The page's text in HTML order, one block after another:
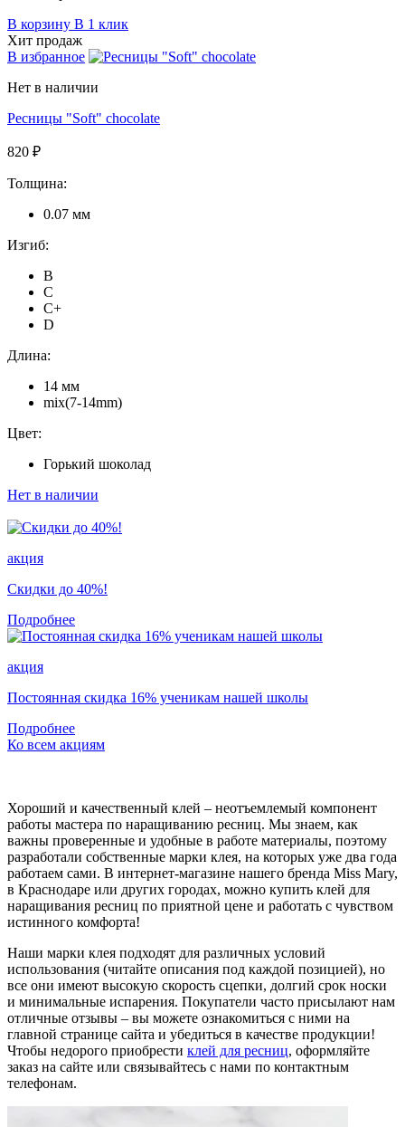
В корзину В 1 клик
Хит продаж
В избранное
Нет в наличии
Ресницы "Soft" chocolate
820 ₽
Толщина:
0.07 мм
Изгиб:
B
C
C+
D
Длина:
14 мм
mix(7-14mm)
Цвет:
Горький шоколад
Нет в наличии
акция
Скидки до 40%!
Подробнее
акция
Постоянная скидка 16% ученикам нашей школы
Подробнее
Ко всем акциям
Хороший и качественный клей – неотъемлемый компонент
работы мастера по наращиванию ресниц. Мы знаем, как
важны проверенные и удобные в работе материалы, поэтому
разработали собственные марки клея, на которых уже два года
работаем сами. В интернет-магазине нашего бренда Miss Mary,
в Краснодаре или других городах, можно купить клей для
наращивания ресниц по приятной цене и работать с чувством
истинного комфорта!
Наши марки клея подходят для различных условий
использования (читайте описания под каждой позицией), но
все они имеют высокую скорость сцепки, долгий срок носки
и минимальные испарения. Покупатели часто присылают нам
отличные отзывы – вы можете ознакомиться с ними на
главной странице сайта и убедиться в качестве продукции!
Чтобы недорого приобрести клей для ресниц, оформляйте
заказ на сайте или связывайтесь с нами по контактным
телефонам.